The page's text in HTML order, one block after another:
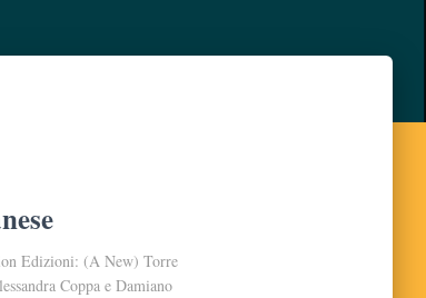
Edizioni: (A New) Torre
Coppa e Damiano